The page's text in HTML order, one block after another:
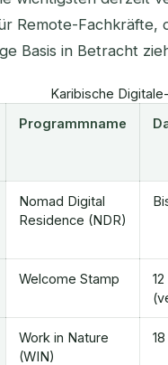
Remote-Fachkräfte,
Basis in Betracht
Karibische
Programmname
Nomad Digital
Residence (NDR)
Welcome Stamp
Work in Nature
(WIN)